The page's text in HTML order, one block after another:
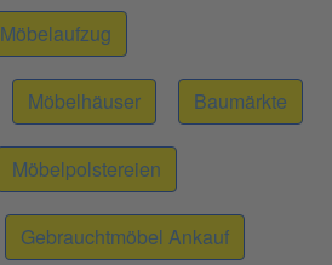
Möbelaufzug
Möbelhäuser Baumärkte
Möbelpolstereien
Gebrauchtmöbel Ankauf